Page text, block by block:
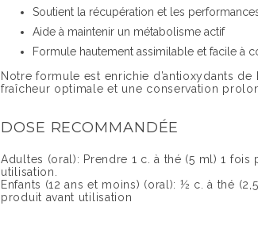
Soutient la récupération et les
Aide à maintenir un métabolisme actif
Formule hautement assimilable et facile à
Notre formule est enrichie d’antioxydants de
fraîcheur optimale et une conservation
DOSE RECOMMANDÉE
Adultes (oral): Prendre 1 c. à thé (5 ml) 1
utilisation.
Enfants (12 ans et moins) (oral): ½ c. à thé
produit avant utilisation